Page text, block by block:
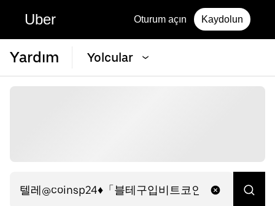
Uber Oturum açın Kaydolun
Yardım Yolcular